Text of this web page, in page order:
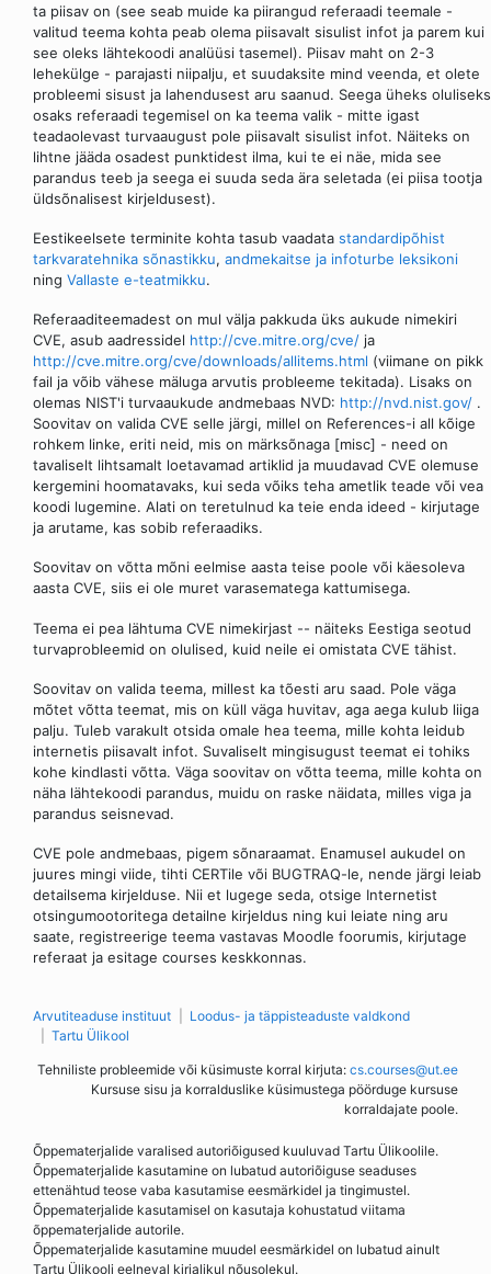
ta piisav on (see seab muide ka piirangud referaadi teemale -
valitud teema kohta peab olema piisavalt sisulist infot ja parem kui
see oleks lähtekoodi analüüsi tasemel). Piisav maht on 2-3
lehekülge - parajasti niipalju, et suudaksite mind veenda, et olete
probleemi sisust ja lahendusest aru saanud. Seega üheks oluliseks
osaks referaadi tegemisel on ka teema valik - mitte igast
teadaolevast turvaaugust pole piisavalt sisulist infot. Näiteks on
lihtne jääda osadest punktidest ilma, kui te ei näe, mida see
parandus teeb ja seega ei suuda seda ära seletada (ei piisa tootja
üldsõnalisest kirjeldusest).
Eestikeelsete terminite kohta tasub vaadata standardipõhist
tarkvaratehnika sõnastikku, andmekaitse ja infoturbe leksikoni
ning Vallaste e-teatmikku.
Referaaditeemadest on mul välja pakkuda üks aukude nimekiri
CVE, asub aadressidel http://cve.mitre.org/cve/ ja
http://cve.mitre.org/cve/downloads/allitems.html (viimane on pikk
fail ja võib vähese mäluga arvutis probleeme tekitada). Lisaks on
olemas NIST'i turvaaukude andmebaas NVD: http://nvd.nist.gov/ .
Soovitav on valida CVE selle järgi, millel on References-i all kõige
rohkem linke, eriti neid, mis on märksõnaga [misc] - need on
tavaliselt lihtsamalt loetavamad artiklid ja muudavad CVE olemuse
kergemini hoomatavaks, kui seda võiks teha ametlik teade või vea
koodi lugemine. Alati on teretulnud ka teie enda ideed - kirjutage
ja arutame, kas sobib referaadiks.
Soovitav on võtta mõni eelmise aasta teise poole või käesoleva
aasta CVE, siis ei ole muret varasematega kattumisega.
Teema ei pea lähtuma CVE nimekirjast -- näiteks Eestiga seotud
turvaprobleemid on olulised, kuid neile ei omistata CVE tähist.
Soovitav on valida teema, millest ka tõesti aru saad. Pole väga
mõtet võtta teemat, mis on küll väga huvitav, aga aega kulub liiga
palju. Tuleb varakult otsida omale hea teema, mille kohta leidub
internetis piisavalt infot. Suvaliselt mingisugust teemat ei tohiks
kohe kindlasti võtta. Väga soovitav on võtta teema, mille kohta on
näha lähtekoodi parandus, muidu on raske näidata, milles viga ja
parandus seisnevad.
CVE pole andmebaas, pigem sõnaraamat. Enamusel aukudel on
juures mingi viide, tihti CERTile või BUGTRAQ-le, nende järgi leiab
detailsema kirjelduse. Nii et lugege seda, otsige Internetist
otsingumootoritega detailne kirjeldus ning kui leiate ning aru
saate, registreerige teema vastavas Moodle foorumis, kirjutage
referaat ja esitage courses keskkonnas.
Arvutiteaduse instituut
Loodus- ja täppisteaduste valdkond
Tartu Ülikool
Tehniliste probleemide või küsimuste korral kirjuta: cs.courses@ut.ee
Kursuse sisu ja korralduslike küsimustega pöörduge kursuse
korraldajate poole.
Õppematerjalide varalised autoriõigused kuuluvad Tartu Ülikoolile.
Õppematerjalide kasutamine on lubatud autoriõiguse seaduses
ettenähtud teose vaba kasutamise eesmärkidel ja tingimustel.
Õppematerjalide kasutamisel on kasutaja kohustatud viitama
õppematerjalide autorile.
Õppematerjalide kasutamine muudel eesmärkidel on lubatud ainult
Tartu Ülikooli eelneval kirjalikul nõusolekul.